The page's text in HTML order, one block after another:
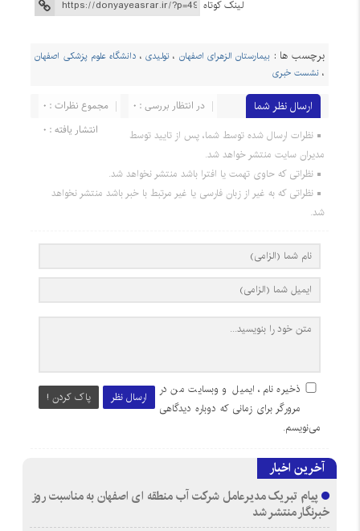
لینک کوتاه
برچسب ها : بیمارستان الزهرای اصفهان ،تولیدی ، دانشگاه علوم پزشکی اصفهان
،نشست خبری
ارسال نظر شما مجموع نظرات : 0
در انتظار بررسی : 0
انتشار یافته : 0
نظرات ارسال شده توسط شما، پس از تایید توسط
مدیران سایت منتشر خواهد شد.
نظراتی که حاوی تهمت یا افترا باشد منتشر نخواهد شد.
نظراتی که به غیر از زبان فارسی یا غیر مرتبط با خبر باشد منتشر نخواهد
شد.
ارسال نظر پاک کردن !
ذخیره نام، ایمیل و وبسایت من در
مرورگر برای زمانی که دوباره دیدگاهی
می‌نویسم.
آخرین اخبار
پیام تبریک مدیرعامل شرکت آب منطقه ای اصفهان به مناسبت روز
خبرنگار منتشر شد